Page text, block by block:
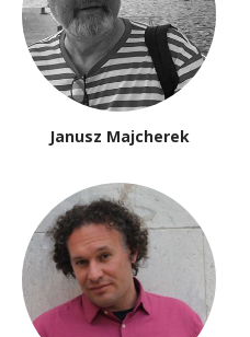
Janusz Majcherek